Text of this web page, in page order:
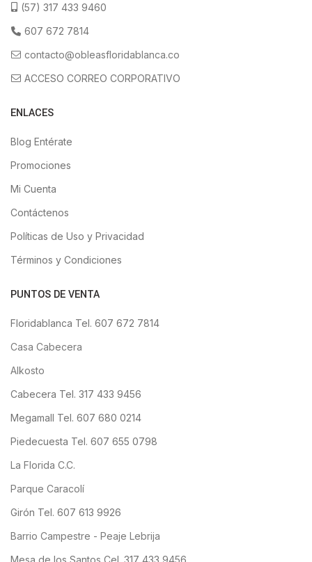
(57) 317 433 9460
607 672 7814
contacto@obleasfloridablanca.co
ACCESO CORREO CORPORATIVO
ENLACES
Blog Entérate
Promociones
Mi Cuenta
Contáctenos
Políticas de Uso y Privacidad
Términos y Condiciones
PUNTOS DE VENTA
Floridablanca Tel. 607 672 7814
Casa Cabecera
Alkosto
Cabecera Tel. 317 433 9456
Megamall Tel. 607 680 0214
Piedecuesta Tel. 607 655 0798
La Florida C.C.
Parque Caracolí
Girón Tel. 607 613 9926
Barrio Campestre - Peaje Lebrija
Mesa de los Santos Cel. 317 433 9456